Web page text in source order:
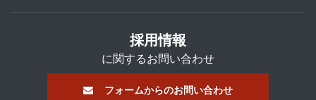
採用情報
に関するお問い合わせ
フォームからのお問い合わせ